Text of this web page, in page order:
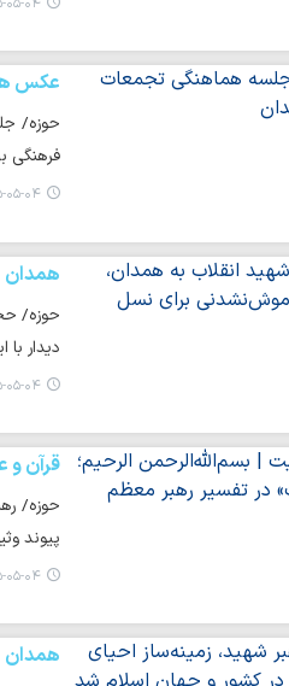
۱۴۰۵-۰۵-
عکس
حوزه/
فرهنگی
۱۴۰۵-۰۵-
همدان
دیدار
۱۴۰۵-۰۵-
قرآن و
حوزه/
پیوند
۱۴۰۵-۰۵-
همدان